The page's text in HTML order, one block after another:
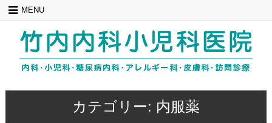
Skip
content
MENU
カテゴリー: 内服薬